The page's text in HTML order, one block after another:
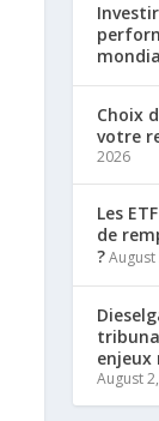
Choix
votre
2026
Les
de
?August
enjeux
August